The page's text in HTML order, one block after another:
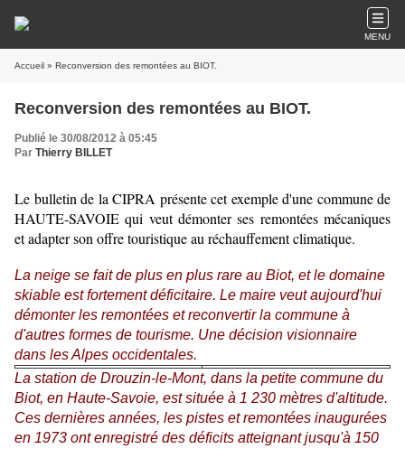
MENU
Accueil » Reconversion des remontées au BIOT.
Reconversion des remontées au BIOT.
Publié le 30/08/2012 à 05:45
Par Thierry BILLET
Le bulletin de la CIPRA présente cet exemple d'une commune de
HAUTE-SAVOIE qui veut démonter ses remontées mécaniques
et adapter son offre touristique au réchauffement climatique.
La neige se fait de plus en plus rare au Biot, et le domaine
skiable est fortement déficitaire. Le maire veut aujourd'hui
démonter les remontées et reconvertir la commune à
d'autres formes de tourisme. Une décision visionnaire
dans les Alpes occidentales.
La station de Drouzin-le-Mont, dans la petite commune du
Biot, en Haute-Savoie, est située à 1 230 mètres d'altitude.
Ces dernières années, les pistes et remontées inaugurées
en 1973 ont enregistré des déficits atteignant jusqu'à 150